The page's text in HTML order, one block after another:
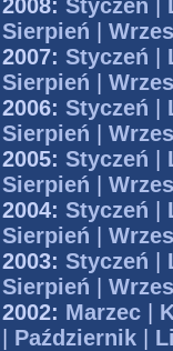
2008: Styczeń
Sierpień
2007: Styczeń
Sierpień
2006: Styczeń
Sierpień
2005: Styczeń
Sierpień
2004: Styczeń
Sierpień
2003: Styczeń
Sierpień
2002: Marzec
Październik